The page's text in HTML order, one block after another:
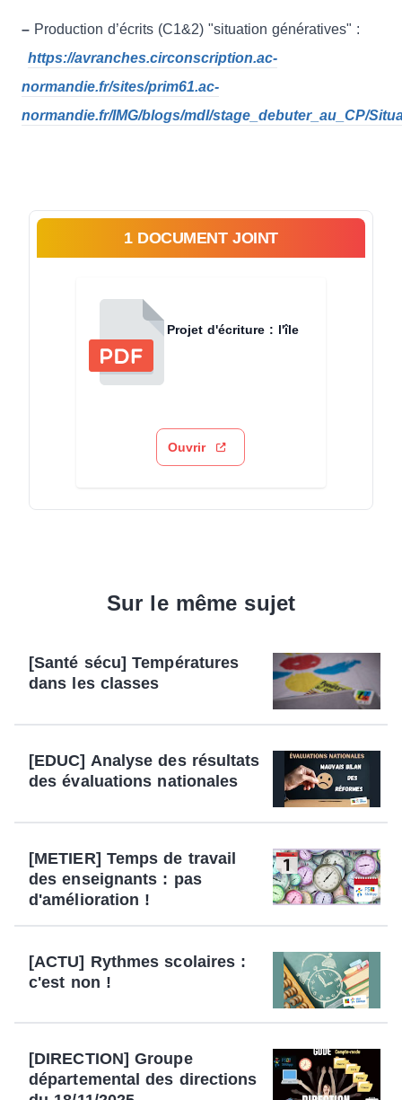
– Production d’écrits (C1&2) "situation génératives" :
https://avranches.circonscription.ac-
normandie.fr/sites/prim61.ac-
normandie.fr/IMG/blogs/mdl/stage_debuter_au_CP/
1 DOCUMENT JOINT
Projet d'écriture : l'île
Ouvrir
Sur le même sujet
[Santé sécu] Températures
dans les classes
[EDUC] Analyse des résultats
des évaluations nationales
[METIER] Temps de travail
des enseignants : pas
d'amélioration !
[ACTU] Rythmes scolaires :
c'est non !
[DIRECTION] Groupe
départemental des directions